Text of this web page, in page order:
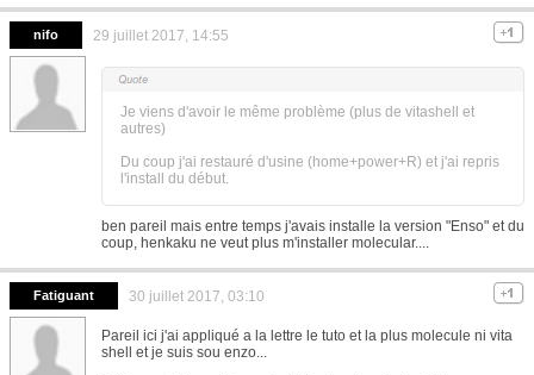
nifo 29 juillet 2017, 14:55
Je viens d'avoir le même problème (plus de vitashell et
autres)
Du coup j'ai restauré d'usine (home+power+R) et j'ai repris
l'install du début.
ben pareil mais entre temps j'avais installe la version "Enso" et du
coup, henkaku ne veut plus m'installer molecular....
Fatiguant 30 juillet 2017, 03:10
Pareil ici j'ai appliqué a la lettre le tuto et la plus molecule ni vita
shell et je suis sou enzo...